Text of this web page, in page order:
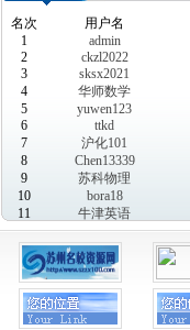
名次 用户名
1
admin
2
ckzl2022
3
sksx2021
4
华师数学
5
yuwen123
6
ttkd
7
沪化101
8
Chen13339
9
苏科物理
10
bora18
11
牛津英语